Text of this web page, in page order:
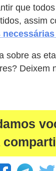
que
assim
sobre as
Deixem